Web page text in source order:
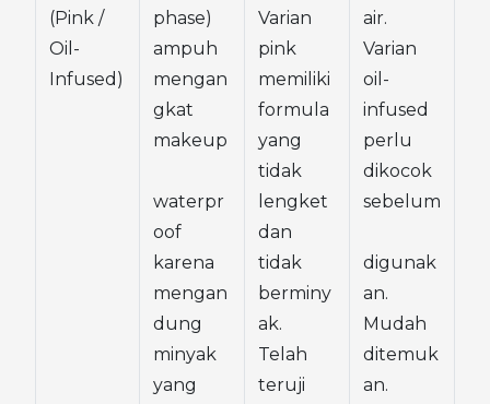
(Pink /
Oil-
Infused)
phase)
ampuh
mengan
gkat
makeup
waterpr
oof
karena
mengan
dung
minyak
yang
Varian
pink
memiliki
formula
yang
tidak
lengket
dan
tidak
berminy
ak.
Telah
teruji
air.
Varian
oil-
infused
perlu
dikocok
sebelum
digunak
an.
Mudah
ditemuk
an.